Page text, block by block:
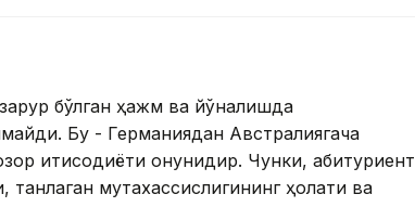
бўлган ҳажм ва йўналишда
Бу - Германиядан Австралиягача
иқтисодиёти қонунидир. Чунки, абитуриент
танлаган мутахассислигининг ҳолати ва